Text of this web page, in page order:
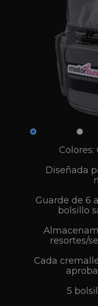
Colores:
Diseñada
Guarde de 6
bolsillo
resortes/
Cada
5